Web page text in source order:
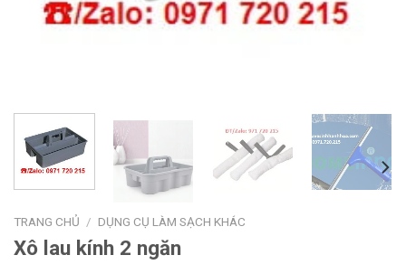
TRANG CHỦ / DỤNG CỤ LÀM SẠCH KHÁC
Xô lau kính 2 ngăn